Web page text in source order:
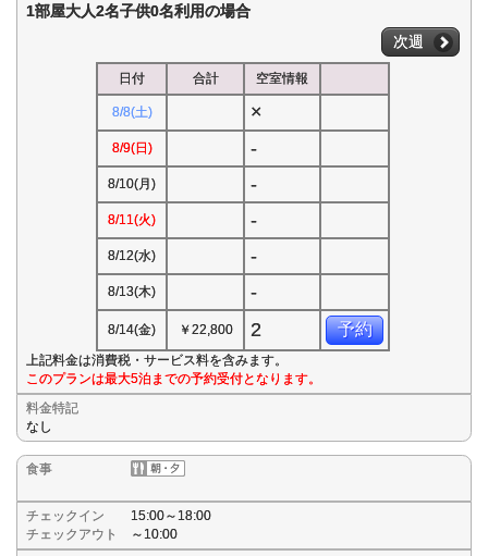
1部屋大人2名子供0名利用の場合
次週
日付 合計 空室情報
8/8(土) ×
8/9(日) -
8/10(月) -
8/11(火) -
8/12(水) -
8/13(木) -
8/14(金) ￥22,800 2 予約
上記料金は消費税・サービス料を含みます。
このプランは最大5泊までの予約受付となります。
料金特記
なし
食事
チェックイン
15:00～18:00
チェックアウト
～10:00